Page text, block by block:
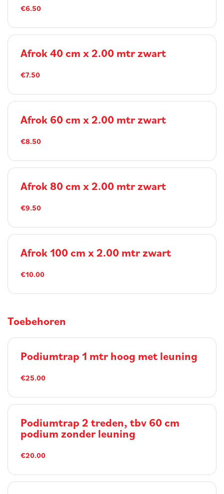
€6.50
Afrok 40 cm x 2.00 mtr zwart
€7.50
Afrok 60 cm x 2.00 mtr zwart
€8.50
Afrok 80 cm x 2.00 mtr zwart
€9.50
Afrok 100 cm x 2.00 mtr zwart
€10.00
Toebehoren
Podiumtrap 1 mtr hoog met leuning
€25.00
Podiumtrap 2 treden, tbv 60 cm
podium zonder leuning
€20.00